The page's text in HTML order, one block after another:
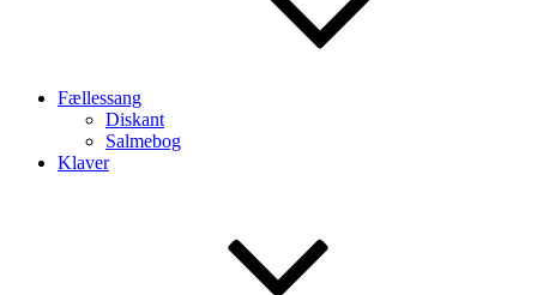
Fællessang
Diskant
Salmebog
Klaver